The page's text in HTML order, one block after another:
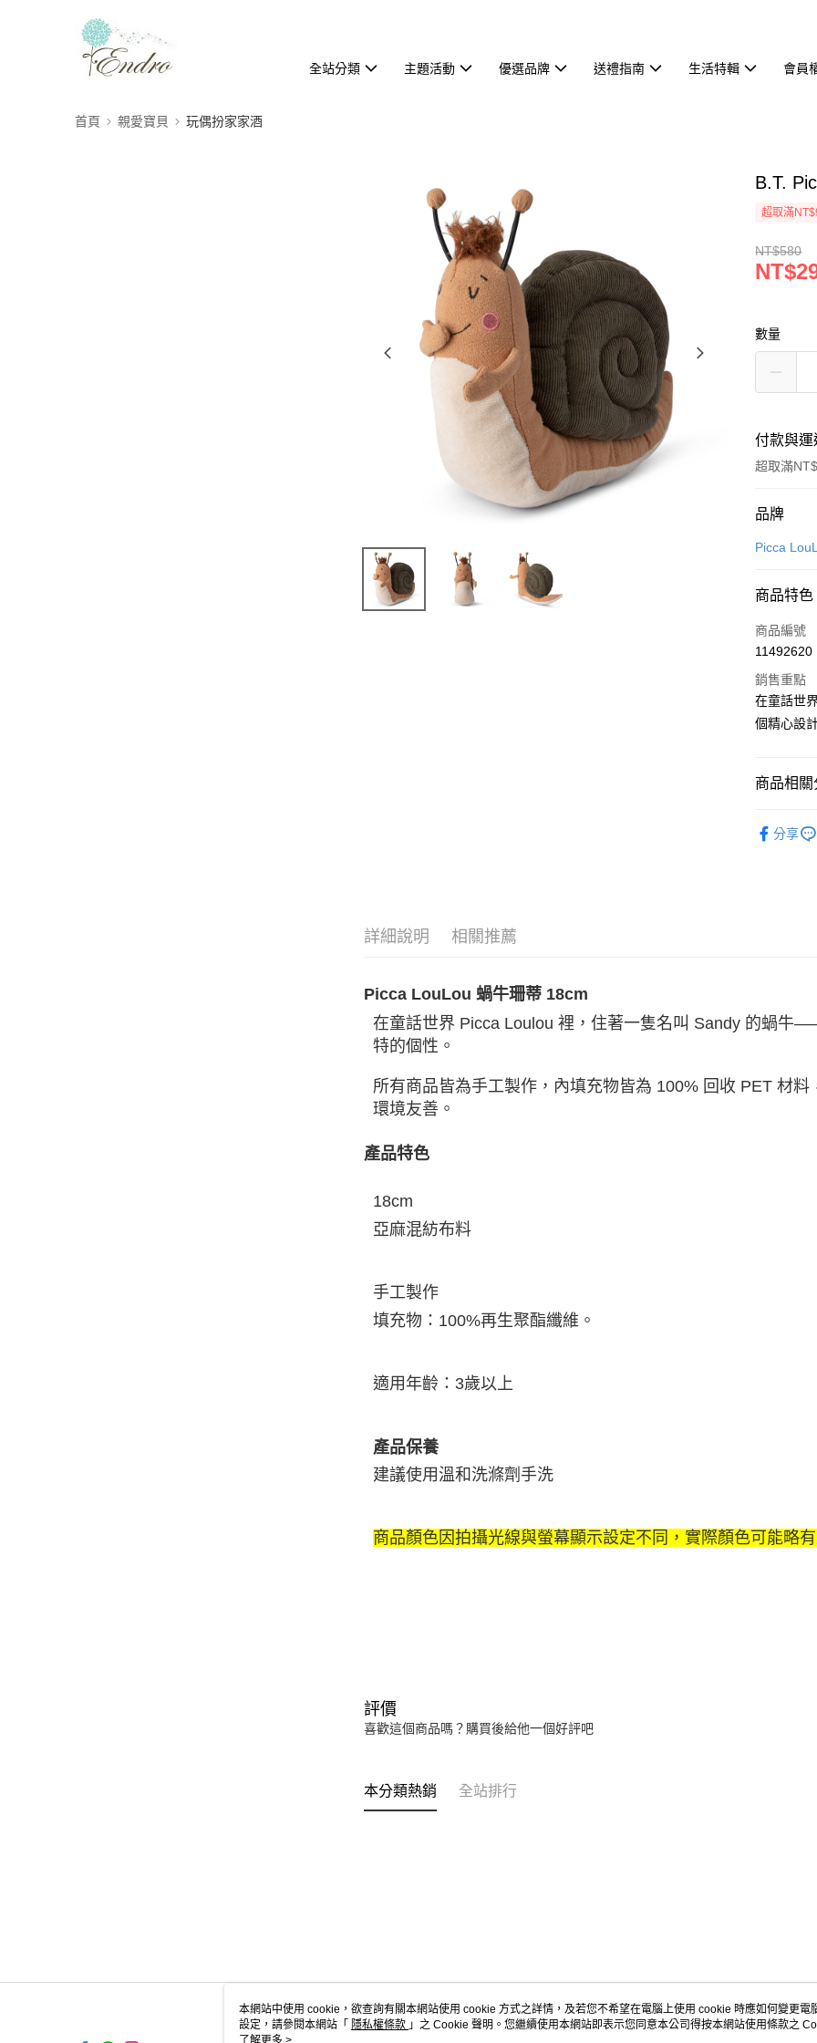
全站分類 主題活動 優選品牌 送禮指南 生活特輯 會員
首頁 親愛寶貝 玩偶扮家家酒
B.T.
超取滿
NT$580
數量
付款與運
超取滿
付款方式
信用卡一
合作金
華南商
上海商
國泰世
臺灣中
元大商
玉山商
台灣樂
超商取貨付
LINE Pay
Apple Pay
Google
付款後萊
7-11取貨
品牌
Picca
商品特色
商品編號
11492620
銷售重點
在童話世
個精心設
商品相關
分享
詳細說明 相關推薦
Picca LouLou 蝸牛珊蒂 18cm
在童話世界 Picca Loulou 裡，住著一隻名叫 Sandy 的蝸牛
特的個性。
所有商品皆為手工製作，內填充物皆為 100% 回收 PET 材
環境友善。
產品特色
18cm
亞麻混紡布料
手工製作
填充物：100%再生聚酯纖維。
適用年齡：3歲以上
產品保養
建議使用溫和洗滌劑手洗
商品顏色因拍攝光線與螢幕顯示設定不同，實際顏色可能略
評價
喜歡這個商品嗎？購買後給他一個好評吧
本分類熱銷 全站排行
關於我們 客服資訊
本網站中使用 cookie，欲查詢有關本網站使用 cookie 方式之詳情，及若您不希望在電腦上使用 cookie 時應如何變更電
設定，請參閱本網站「 隱私權條款 」之 Cookie 聲明。您繼續使用本網站即表示您同意本公司得按本網站使用條款之
使用 cookie。
了解更多 >